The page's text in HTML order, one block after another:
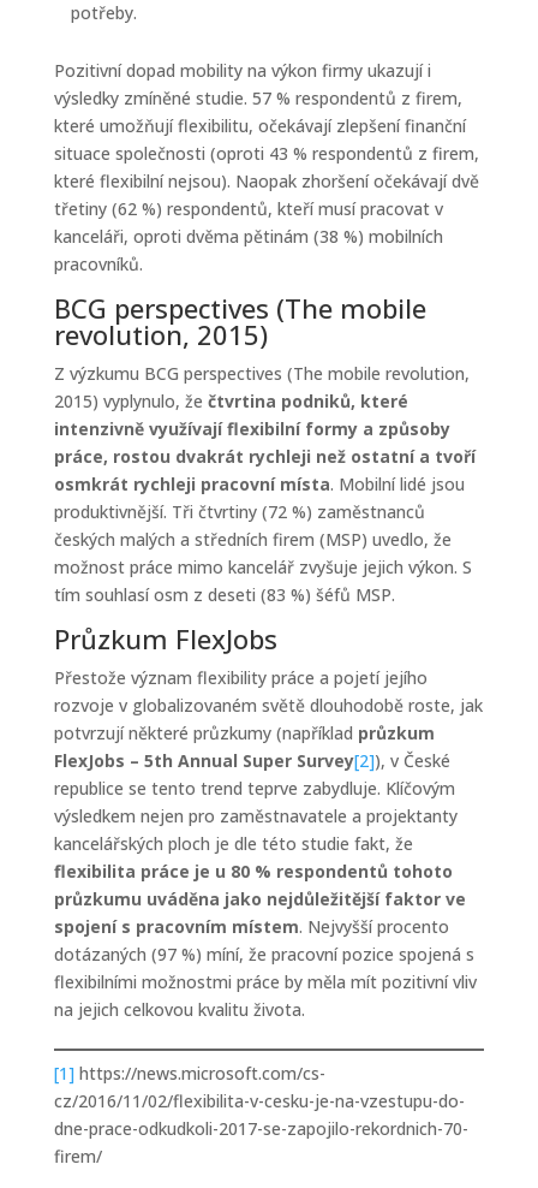
potřeby.
Pozitivní dopad mobility na výkon firmy ukazují i
výsledky zmíněné studie. 57 % respondentů z firem,
které umožňují flexibilitu, očekávají zlepšení finanční
situace společnosti (oproti 43 % respondentů z firem,
které flexibilní nejsou). Naopak zhoršení očekávají dvě
třetiny (62 %) respondentů, kteří musí pracovat v
kanceláři, oproti dvěma pětinám (38 %) mobilních
pracovníků.
BCG perspectives (The mobile
revolution, 2015)
Z výzkumu BCG perspectives (The mobile revolution,
2015) vyplynulo, že čtvrtina podniků, které
intenzivně využívají flexibilní formy a způsoby
práce, rostou dvakrát rychleji než ostatní a tvoří
osmkrát rychleji pracovní místa. Mobilní lidé jsou
produktivnější. Tři čtvrtiny (72 %) zaměstnanců
českých malých a středních firem (MSP) uvedlo, že
možnost práce mimo kancelář zvyšuje jejich výkon. S
tím souhlasí osm z deseti (83 %) šéfů MSP.
Průzkum FlexJobs
Přestože význam flexibility práce a pojetí jejího
rozvoje v globalizovaném světě dlouhodobě roste, jak
potvrzují některé průzkumy (například průzkum
FlexJobs – 5th Annual Super Survey[2]), v České
republice se tento trend teprve zabydluje. Klíčovým
výsledkem nejen pro zaměstnavatele a projektanty
kancelářských ploch je dle této studie fakt, že
flexibilita práce je u 80 % respondentů tohoto
průzkumu uváděna jako nejdůležitější faktor ve
spojení s pracovním místem. Nejvyšší procento
dotázaných (97 %) míní, že pracovní pozice spojená s
flexibilními možnostmi práce by měla mít pozitivní vliv
na jejich celkovou kvalitu života.
[1] https://news.microsoft.com/cs-
cz/2016/11/02/flexibilita-v-cesku-je-na-vzestupu-do-
dne-prace-odkudkoli-2017-se-zapojilo-rekordnich-70-
firem/